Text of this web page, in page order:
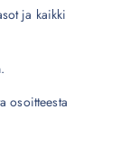
ja kaikki
osoitteesta